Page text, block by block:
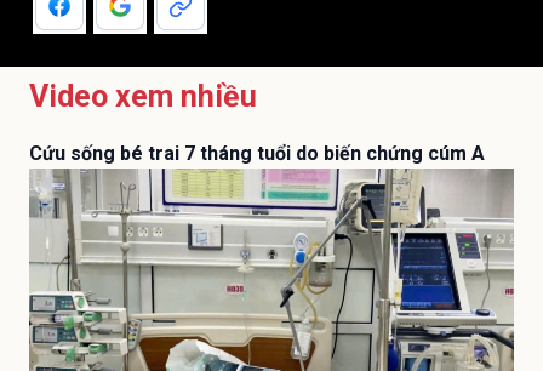
Video xem nhiều
Cứu sống bé trai 7 tháng tuổi do biến chứng cúm A